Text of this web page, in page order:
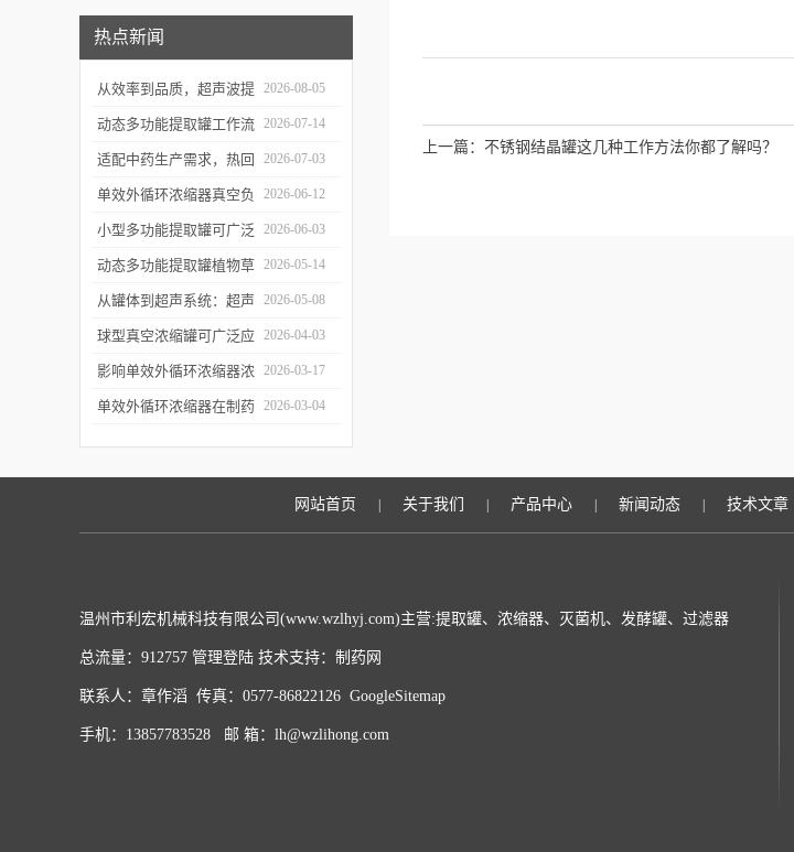
热点新闻
从效率到品质，超声波提
取罐的实用价值梳理
2026-08-05
动态多功能提取罐工作流
程与核心优势解析
2026-07-14
适配中药生产需求，热回
流提取浓缩机组的应用优
势解析
2026-07-03
单效外循环浓缩器真空负
压蒸发技术的核心亮点解
析
2026-06-12
小型多功能提取罐可广泛
应用于哪些行业？
2026-06-03
动态多功能提取罐植物草
本精华萃取成套工艺流程
2026-05-14
从罐体到超声系统：超声
波提取罐的结构特点解析
2026-05-08
球型真空浓缩罐可广泛应
用于哪些行业？应用优势
有哪些？
2026-04-03
影响单效外循环浓缩器浓
缩效果、物料纯度的关键
2026-03-17
单效外循环浓缩器在制药 2026-03-04
上一篇： 不锈钢结晶罐这几种工作方法你都了解吗？
网站首页 关于我们 产品中心 新闻动态 技术文章
温州市利宏机械科技有限公司(www.wzlhyj.com)主营:提取罐、浓缩器、灭菌机、发酵罐、过滤器
总流量：912757 管理登陆 技术支持： 制药网
联系人：章作滔 传真：0577-86822126 GoogleSitemap
手机：13857783528 邮 箱：lh@wzlihong.com